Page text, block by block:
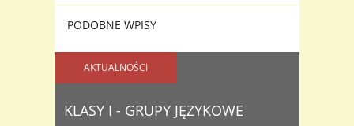
PODOBNE WPISY
AKTUALNOŚCI
KLASY I - GRUPY JĘZYKOWE